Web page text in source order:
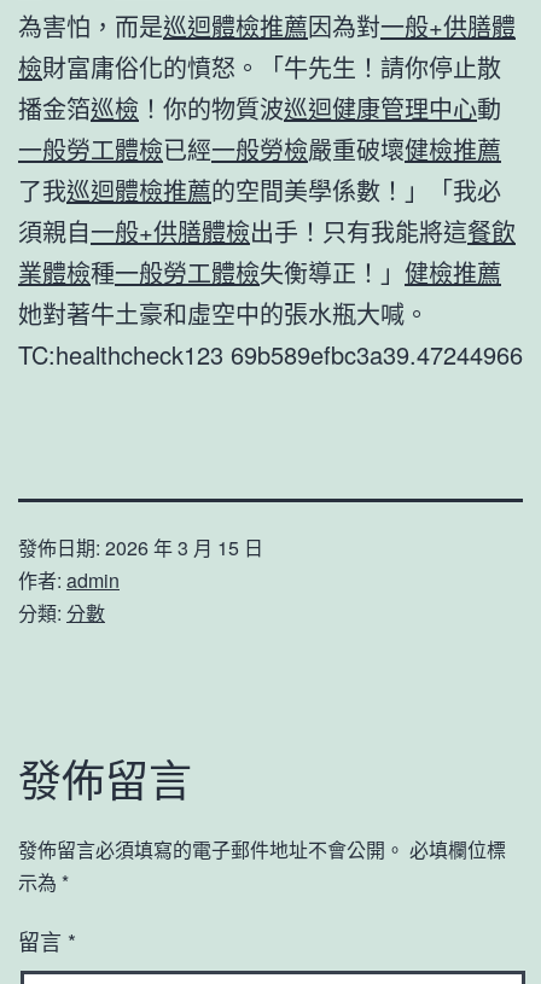
為害怕，而是巡迴體檢推薦因為對一般+供膳體
檢財富庸俗化的憤怒。「牛先生！請你停止散
播金箔巡檢 ！你的物質波巡迴健康管理中心動
一般勞工體檢已經一般勞檢嚴重破壞健檢推薦
了我巡迴體檢推薦的空間美學係數！」「我必
須親自一般+供膳體檢出手！只有我能將這餐飲
業體檢種一般勞工體檢失衡導正！」 健檢推薦
她對著牛土豪和虛空中的張水瓶大喊。
TC:healthcheck123 69b589efbc3a39.47244966
發佈日期: 2026 年 3 月 15 日
作者: admin
分類: 分數
發佈留言
發佈留言必須填寫的電子郵件地址不會公開。 必填欄位標
示為 *
留言 *